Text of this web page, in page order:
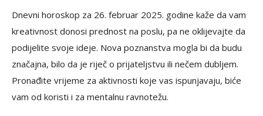
Dnevni horoskop za 26. februar 2025. godine kaže da vam
kreativnost donosi prednost na poslu, pa ne oklijevajte da
podijelite svoje ideje. Nova poznanstva mogla bi da budu
značajna, bilo da je riječ o prijateljstvu ili nečem dubljem.
Pronađite vrijeme za aktivnosti koje vas ispunjavaju, biće
vam od koristi i za mentalnu ravnotežu.